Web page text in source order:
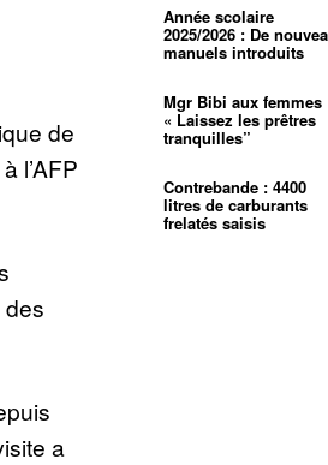
de
l’AFP
a
mentale
mettra-t-
au
Année scolaire
2025/2026 : De
manuels introduits
Mgr Bibi aux femmes
« Laissez les prêtres
tranquilles”
Contrebande : 4400
litres de carburants
frelatés saisis